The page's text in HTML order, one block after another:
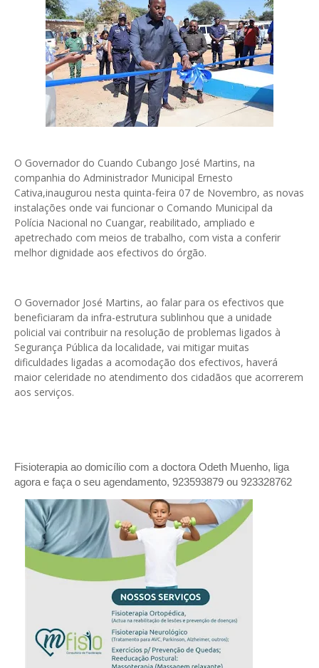
O Governador do Cuando Cubango José Martins, na
companhia do Administrador Municipal Ernesto
Cativa,inaugurou nesta quinta-feira 07 de Novembro, as novas
instalações onde vai funcionar o Comando Municipal da
Polícia Nacional no Cuangar, reabilitado, ampliado e
apetrechado com meios de trabalho, com vista a conferir
melhor dignidade aos efectivos do órgão.
O Governador José Martins, ao falar para os efectivos que
beneficiaram da infra-estrutura sublinhou que a unidade
policial vai contribuir na resolução de problemas ligados à
Segurança Pública da localidade, vai mitigar muitas
dificuldades ligadas a acomodação dos efectivos, haverá
maior celeridade no atendimento dos cidadãos que acorrerem
aos serviços.
Fisioterapia ao domicílio com a doctora Odeth Muenho, liga
agora e faça o seu agendamento, 923593879 ou 923328762